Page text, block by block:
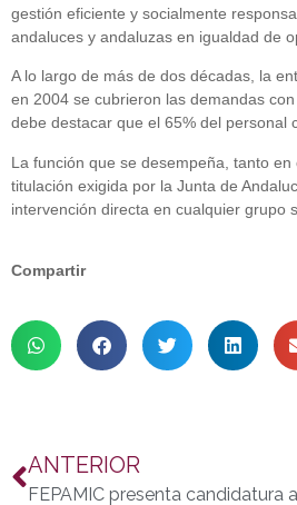
gestión eficiente y socialmente
andaluces y andaluzas en igualdad de
A lo largo de más de dos décadas, la
en 2004 se cubrieron las demandas
debe destacar que el 65% del personal
La función que se desempeña, tanto
titulación exigida por la Junta de
intervención directa en cualquier grupo
Compartir
ANTERIOR